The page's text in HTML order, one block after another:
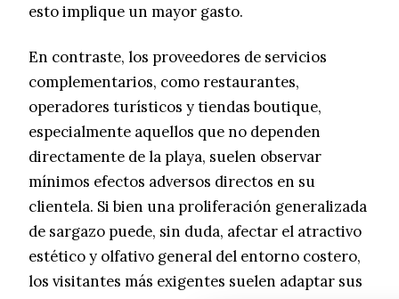
esto implique un mayor gasto.
En contraste, los proveedores de servicios
complementarios, como restaurantes,
operadores turísticos y tiendas boutique,
especialmente aquellos que no dependen
directamente de la playa, suelen observar
mínimos efectos adversos directos en su
clientela. Si bien una proliferación generalizada
de sargazo puede, sin duda, afectar el atractivo
estético y olfativo general del entorno costero,
los visitantes más exigentes suelen adaptar sus